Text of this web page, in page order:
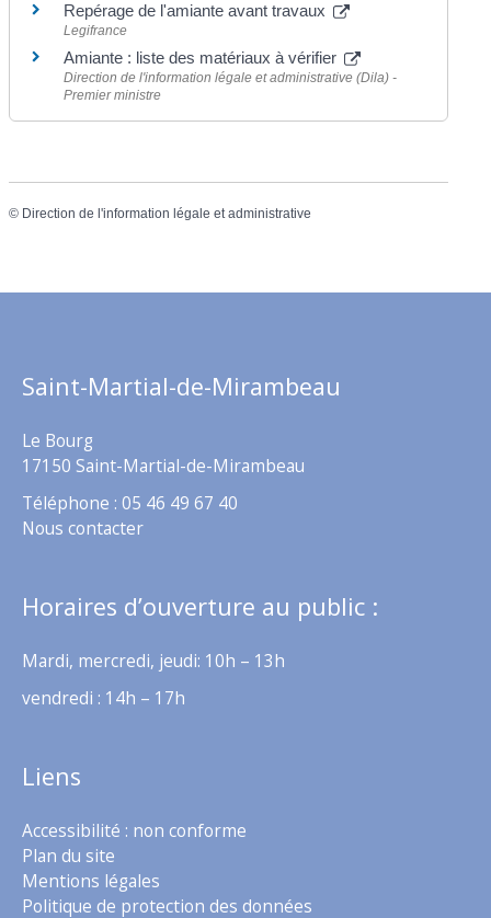
Repérage de l'amiante avant travaux
Legifrance
Amiante : liste des matériaux à vérifier
Direction de l'information légale et administrative (Dila) -
Premier ministre
© Direction de l'information légale et administrative
Saint-Martial-de-Mirambeau
Le Bourg
17150 Saint-Martial-de-Mirambeau
Téléphone : 05 46 49 67 40
Nous contacter
Horaires d’ouverture au public :
Mardi, mercredi, jeudi: 10h – 13h
vendredi : 14h – 17h
Liens
Accessibilité : non conforme
Plan du site
Mentions légales
Politique de protection des données